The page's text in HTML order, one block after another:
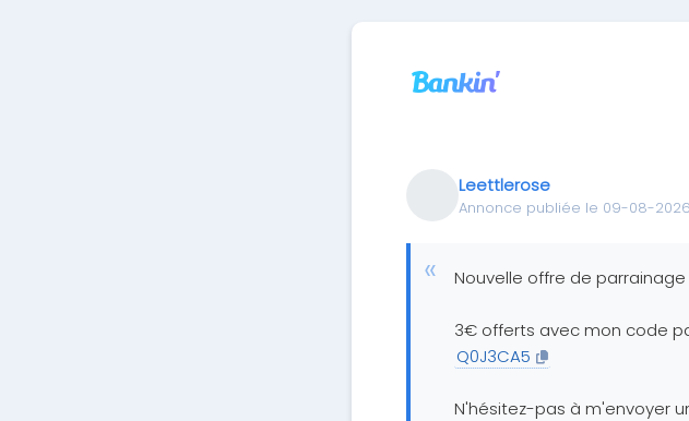
Leettlerose
Annonce publiée le 09-08-2026
Nouvelle offre de parrainage
3€ offerts avec mon code
Q0J3CA5
N'hésitez-pas à m'envoyer